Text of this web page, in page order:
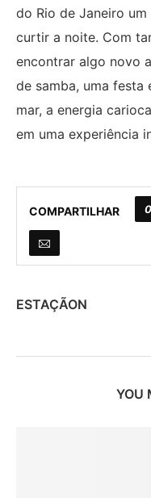
do Rio de Janeiro
curtir a noite. Com
encontrar algo novo
de samba, uma
mar, a energia
em uma experiência
COMPARTILHAR 0
ESTAÇÃON
YOU